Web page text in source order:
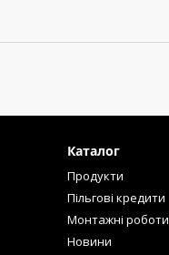
Каталог
Продукти
Пільгові кредити
Монтажні роботи
Новини